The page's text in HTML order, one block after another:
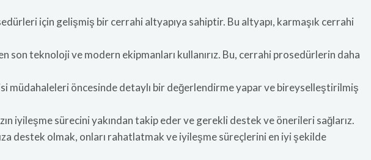
için gelişmiş bir cerrahi altyapıya sahiptir. Bu altyapı, karmaşık cerrahi
teknoloji ve modern ekipmanları kullanırız. Bu, cerrahi prosedürlerin daha
müdahaleleri öncesinde detaylı bir değerlendirme yapar ve bireyselleştirilmiş
iyileşme sürecini yakından takip eder ve gerekli destek ve önerileri sağlarız.
destek olmak, onları rahatlatmak ve iyileşme süreçlerini en iyi şekilde